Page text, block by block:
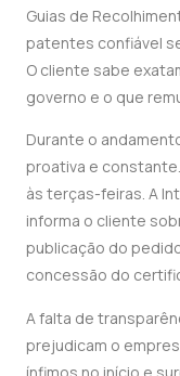
Guias de
patentes confiável
O cliente sabe
governo e o que
Durante o
proativa e
às terças-feiras. A
informa o cliente
publicação do
concessão do
A falta de
prejudicam o
ínfimos no início e